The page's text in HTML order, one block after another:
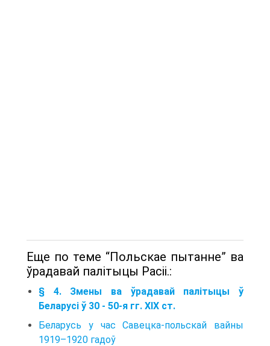
Еще по теме “Польскае пытанне” ва
ўрадавай палітыцы Расіі.:
§ 4. Змены ва ўрадавай палітыцы ў
Беларусі ў 30 - 50-я гг. ХІХ ст.
Беларусь у час Савецка-польскай вайны
1919–1920 гадоў